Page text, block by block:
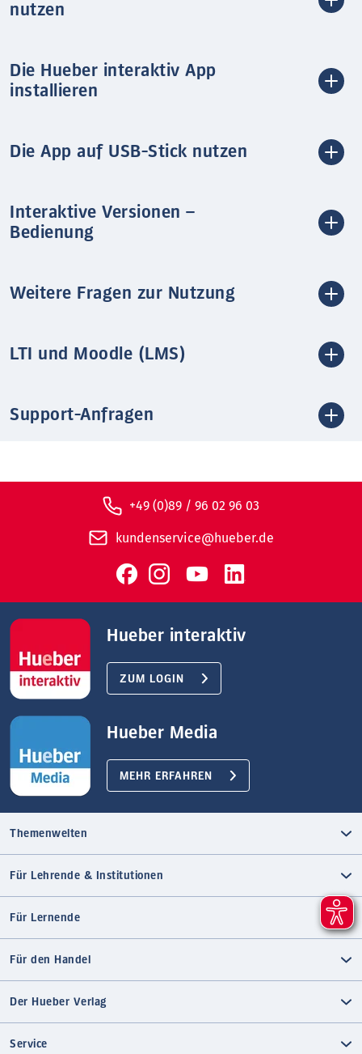
nutzen
Die Hueber interaktiv App
installieren
Die App auf USB-Stick nutzen
Interaktive Versionen –
Bedienung
Weitere Fragen zur Nutzung
LTI und Moodle (LMS)
Support-Anfragen
+49 (0)89 / 96 02 96 03
kundenservice@hueber.de
Hueber interaktiv
ZUM LOGIN
Hueber Media
MEHR ERFAHREN
Themenwelten
Für Lehrende & Institutionen
Für Lernende
Für den Handel
Der Hueber Verlag
Service